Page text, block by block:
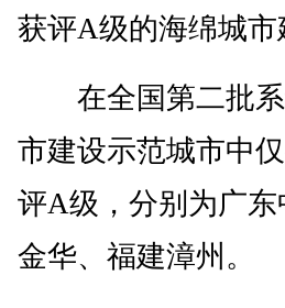
获评A级的海绵城市
在全国第二批系
市建设示范城市中
评A级，分别为广
金华、福建漳州。